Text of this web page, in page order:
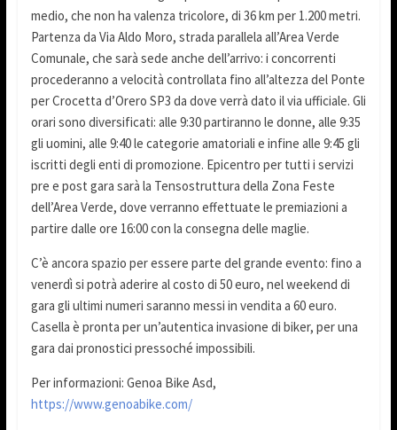
medio, che non ha valenza tricolore, di 36 km per 1.200 metri.
Partenza da Via Aldo Moro, strada parallela all’Area Verde
Comunale, che sarà sede anche dell’arrivo: i concorrenti
procederanno a velocità controllata fino all’altezza del Ponte
per Crocetta d’Orero SP3 da dove verrà dato il via ufficiale. Gli
orari sono diversificati: alle 9:30 partiranno le donne, alle 9:35
gli uomini, alle 9:40 le categorie amatoriali e infine alle 9:45 gli
iscritti degli enti di promozione. Epicentro per tutti i servizi
pre e post gara sarà la Tensostruttura della Zona Feste
dell’Area Verde, dove verranno effettuate le premiazioni a
partire dalle ore 16:00 con la consegna delle maglie.
C’è ancora spazio per essere parte del grande evento: fino a
venerdì si potrà aderire al costo di 50 euro, nel weekend di
gara gli ultimi numeri saranno messi in vendita a 60 euro.
Casella è pronta per un’autentica invasione di biker, per una
gara dai pronostici pressoché impossibili.
Per informazioni: Genoa Bike Asd,
https://www.genoabike.com/